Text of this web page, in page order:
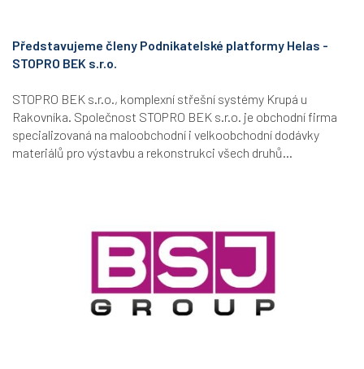
Představujeme členy Podnikatelské platformy Helas -
STOPRO BEK s.r.o.
STOPRO BEK s.r.o., komplexní střešní systémy Krupá u
Rakovníka. Společnost STOPRO BEK s.r.o. je obchodní firma
specializovaná na maloobchodní i velkoobchodní dodávky
materiálů pro výstavbu a rekonstrukci všech druhů...